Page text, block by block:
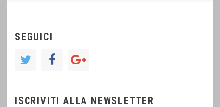
SEGUICI
ISCRIVITI ALLA NEWSLETTER